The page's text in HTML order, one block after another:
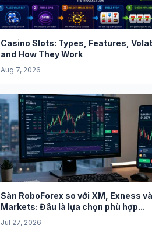
Casino Slots: Types, Features,
and How They Work
Aug 7, 2026
Sàn RoboForex so với XM, Exness
Markets: Đâu là lựa chọn phù hợp...
Jul 27, 2026